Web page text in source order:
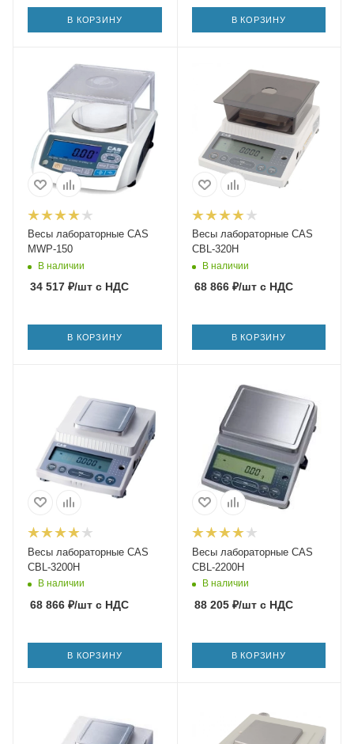
В КОРЗИНУ В КОРЗИНУ
Весы лабораторные CAS
MWP-150
В наличии
34 517 ₽/шт с НДС
В КОРЗИНУ
Весы лабораторные CAS
CBL-320H
В наличии
68 866₽/штс НДС
В КОРЗИНУ
Весы лабораторные CAS
CBL-3200H
В наличии
68 866 ₽/шт с НДС
В КОРЗИНУ
Весы лабораторные CAS
CBL-2200H
В наличии
88 205₽/штс НДС
В КОРЗИНУ